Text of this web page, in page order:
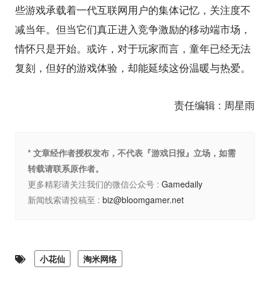
些游戏承载着一代互联网用户的集体记忆，关注度不
减当年。但当它们真正进入竞争激励的移动端市场，
情怀只是开始。或许，对于玩家而言，童年已经无法
复刻，但好的游戏体验，却能延续这份温暖与热爱。
责任编辑 : 周星雨
* 文章经作者授权发布，不代表『游戏日报』立场，如需
转载请联系原作者。
更多精彩请关注我们的微信公众号 : Gamedaily
新闻线索请投稿至 : biz@bloomgamer.net
小花仙 淘米网络